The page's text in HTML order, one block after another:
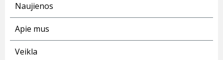
Naujienos
Apie mus
Veikla